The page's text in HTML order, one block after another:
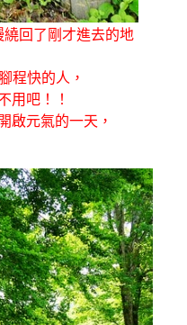
回了剛才進去的地
程快的人，
用吧！！
啟元氣的一天，